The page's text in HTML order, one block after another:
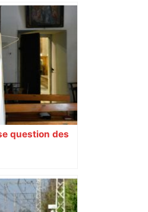
: Marc
– RMC
question des